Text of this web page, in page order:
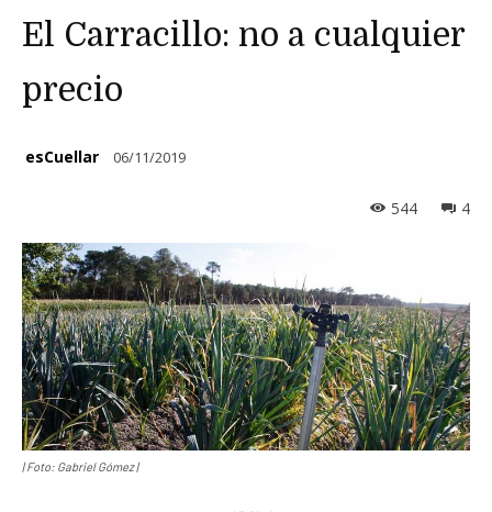
El Carracillo: no a cualquier
precio
esCuellar 06/11/2019
4
544
| Foto: Gabriel Gómez |